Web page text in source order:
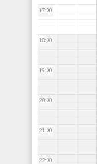
17:00
18:00
19:00
20:00
21:00
22:00